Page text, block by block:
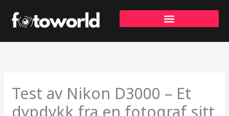
rett
innholdet
Test av Nikon D3000 – Et
dypdykk fra en fotograf sitt